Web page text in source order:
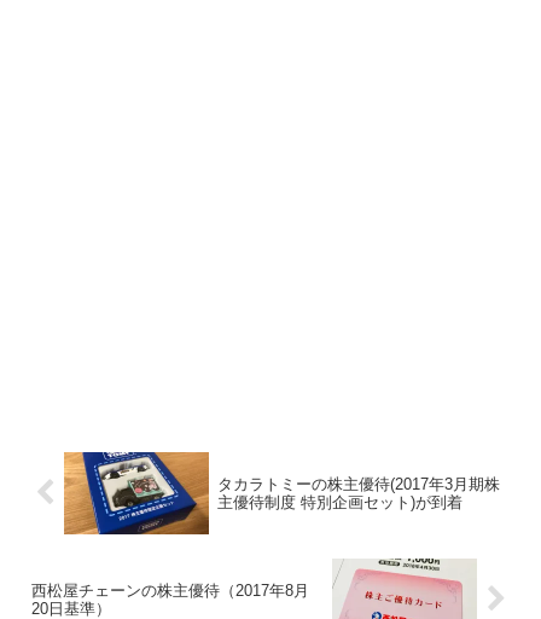
タカラトミーの株主優待(2017年3月期株
主優待制度 特別企画セット)が到着
西松屋チェーンの株主優待（2017年8月
20日基準）